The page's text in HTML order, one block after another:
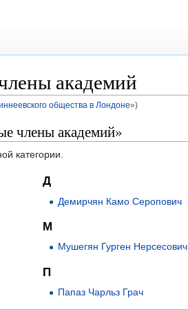
академий
общества в Лондоне»)
члены академий»
категории.
Д
Демирчян Камо Серопович
М
Мушегян Гурген Нерсесович
П
Папаз Чарльз Грач